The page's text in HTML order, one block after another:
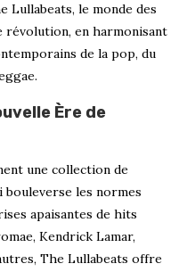
Lullabeats, le monde des
révolution, en harmonisant
de la pop, du
Ère de
une collection de
bouleverse les normes
apaisantes de hits
Kendrick Lamar,
The Lullabeats offre